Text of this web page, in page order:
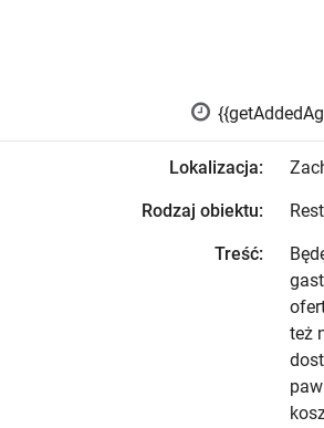
Lokalizacja:
Rodzaj obiektu:
Treść:
też